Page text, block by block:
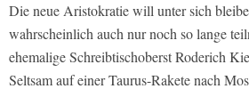
Die neue Aristokratie will unter sich
wahrscheinlich auch nur noch so lange
ehemalige Schreibtischoberst Roderich
Seltsam auf einer Taurus-Rakete nach